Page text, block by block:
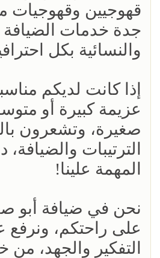
قهوجيين وقهوجيات
جدة خدمات الضيافة
والنسائية بكل
إذا كانت لديكم
عزيمة كبيرة أو
صغيرة، وتشعرون
الترتيبات
المهمة علينا!
نحن في ضيافة أبو
على راحتكم، ونرفع
التفكير والجهد، من